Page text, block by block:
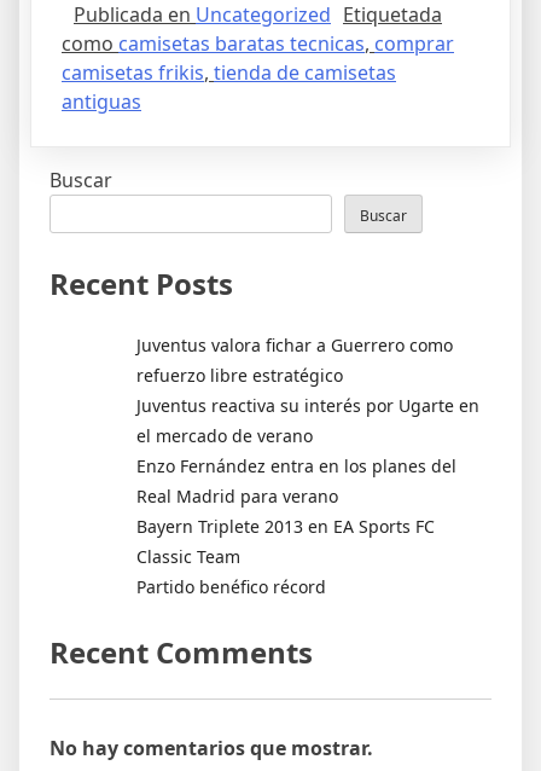
Publicada en Uncategorized Etiquetada
como camisetas baratas tecnicas, comprar
camisetas frikis, tienda de camisetas
antiguas
Buscar
Buscar
Recent Posts
Juventus valora fichar a Guerrero como
refuerzo libre estratégico
Juventus reactiva su interés por Ugarte en
el mercado de verano
Enzo Fernández entra en los planes del
Real Madrid para verano
Bayern Triplete 2013 en EA Sports FC
Classic Team
Partido benéfico récord
Recent Comments
No hay comentarios que mostrar.